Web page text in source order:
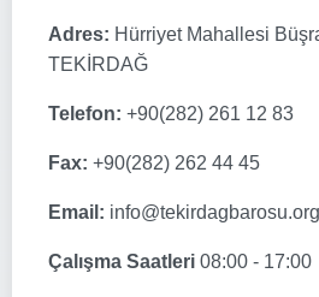
Adres: Hürriyet Mahallesi
TEKİRDAĞ
Telefon: +90(282) 261 12 83
Fax: +90(282) 262 44 45
Email:
Çalışma Saatleri 08:00 - 17:00